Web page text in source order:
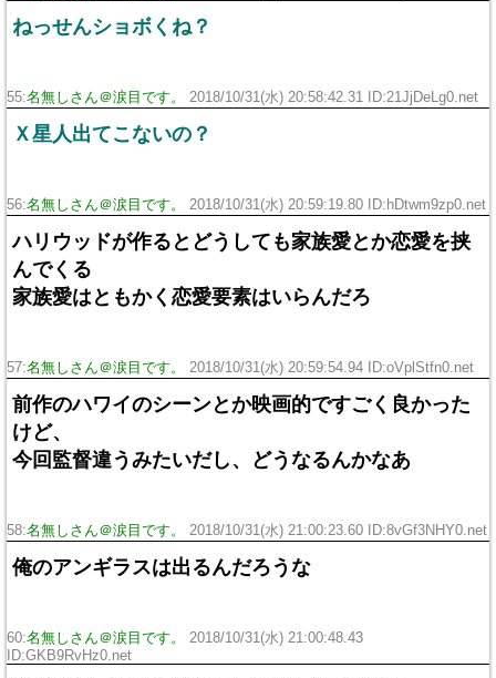
ねっせんショボくね？
55:名無しさん＠涙目です。 2018/10/31(水) 20:58:42.31 ID:21JjDeLg0.net
Ｘ星人出てこないの？
56:名無しさん＠涙目です。 2018/10/31(水) 20:59:19.80 ID:hDtwm9zp0.net
ハリウッドが作るとどうしても家族愛とか恋愛を挟
んでくる
家族愛はともかく恋愛要素はいらんだろ
57:名無しさん＠涙目です。 2018/10/31(水) 20:59:54.94 ID:oVplStfn0.net
前作のハワイのシーンとか映画的ですごく良かった
けど、
今回監督違うみたいだし、どうなるんかなあ
58:名無しさん＠涙目です。 2018/10/31(水) 21:00:23.60 ID:8vGf3NHY0.net
俺のアンギラスは出るんだろうな
60:名無しさん＠涙目です。
2018/10/31(水) 21:00:48.43
ID:GKB9RvHz0.net